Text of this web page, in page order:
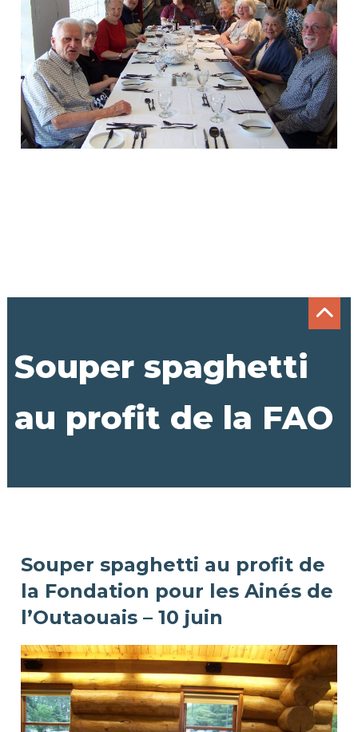
Souper spaghetti
au profit de la FAO
Souper spaghetti au profit de
la Fondation pour les Ainés de
l’Outaouais – 10 juin